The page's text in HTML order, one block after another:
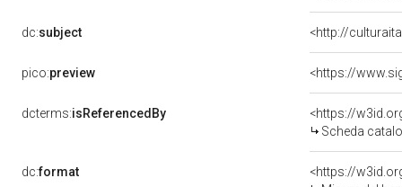
dc:subject <http://
pico:preview <https://
dcterms:isReferencedBy
<https://
Scheda
dc:format
<https://